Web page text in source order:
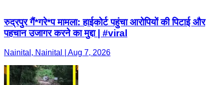
रुद्रपुर गैं*गरे*प मामला: हाईकोर्ट पहुंचा आरोपियों की पिटाई और
पहचान उजागर करने का मुद्दा | #viral
Nainital, Nainital | Aug 7, 2026